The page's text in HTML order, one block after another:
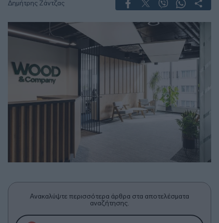
Δημήτρης Ζάντζας
Ανακαλύψτε περισσότερα άρθρα στα αποτελέσματα
αναζήτησης.